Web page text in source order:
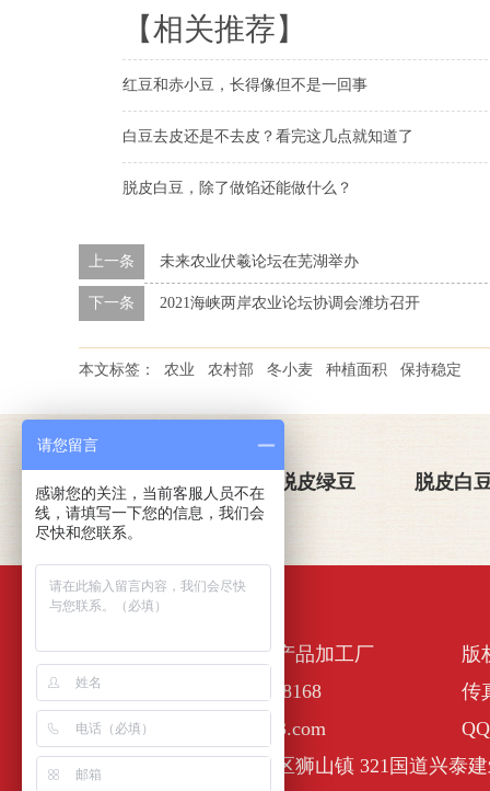
【相关推荐】
红豆和赤小豆，长得像但不是一回事
白豆去皮还是不去皮？看完这几点就知道了
脱皮白豆，除了做馅还能做什么？
上一条 未来农业伏羲论坛在芜湖举办
下一条 2021海峡两岸农业论坛协调会潍坊召开
本文标签： 农业 农村部 冬小麦 种植面积 保持稳定
关于金威玛 脱皮绿豆 脱皮白
佛山市南海区金诺一农产品加工厂
版
全国服务热线：400-6338168
传
E-Mail :nhjinweima@163.com
公司地址：佛山市南海区狮山镇 321国道兴泰
请您留言
感谢您的关注，当前客服人员不在
线，请填写一下您的信息，我们会
尽快和您联系。